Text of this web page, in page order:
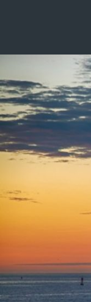
へ
ス
キ
ッ
プ